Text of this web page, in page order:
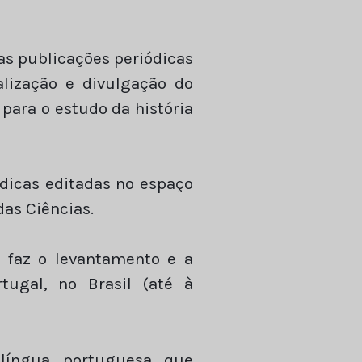
publicações periódicas
e divulgação do
o estudo da história
editadas no espaço
Ciências.
faz o levantamento e a
no Brasil (até à